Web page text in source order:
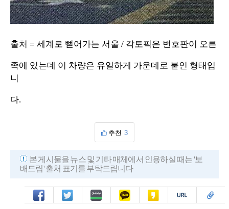
출처 = 세계로 뻗어가는 서울 / 각토픽은 번호판이 오른
족에 있는데 이 차량은 유일하게 가운데로 붙인 형태입
니
다.
추천 3
본 게시물을 뉴스 및 기타 매체에서 인용하실 때는 '보
배드림' 출처 표기를 부탁드립니다
페북 트윗 밴드 카톡 카스 복사 스크랩